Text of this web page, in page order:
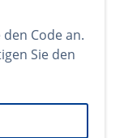
Code an.
Sie den